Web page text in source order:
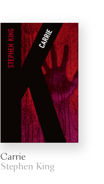
Carrie
Stephen King